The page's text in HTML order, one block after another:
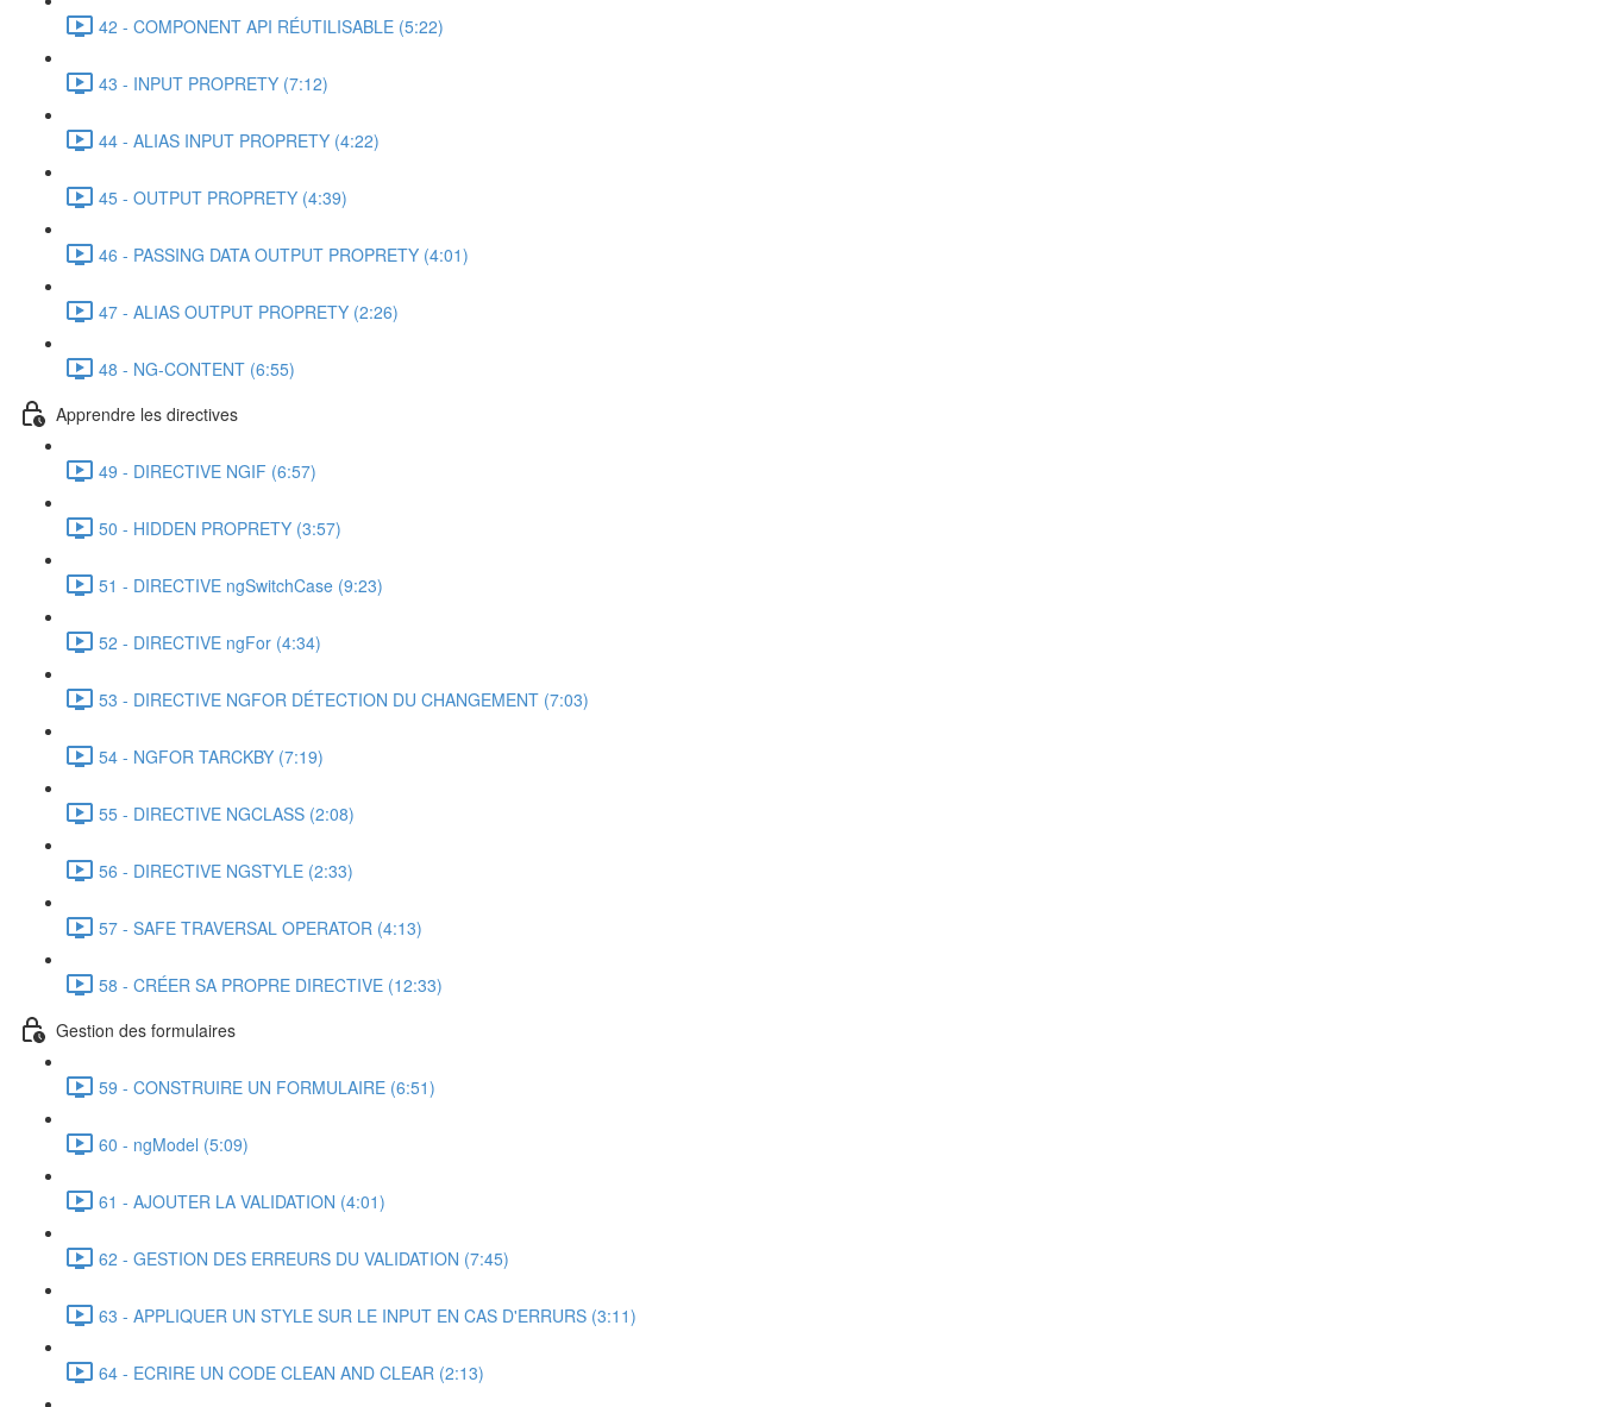
42 - COMPONENT API RÉUTILISABLE (5:22)
43 - INPUT PROPRETY (7:12)
44 - ALIAS INPUT PROPRETY (4:22)
45 - OUTPUT PROPRETY (4:39)
46 - PASSING DATA OUTPUT PROPRETY (4:01)
47 - ALIAS OUTPUT PROPRETY (2:26)
48 - NG-CONTENT (6:55)
Apprendre les directives
49 - DIRECTIVE NGIF (6:57)
50 - HIDDEN PROPRETY (3:57)
51 - DIRECTIVE ngSwitchCase (9:23)
52 - DIRECTIVE ngFor (4:34)
53 - DIRECTIVE NGFOR DÉTECTION DU CHANGEMENT (7:03)
54 - NGFOR TARCKBY (7:19)
55 - DIRECTIVE NGCLASS (2:08)
56 - DIRECTIVE NGSTYLE (2:33)
57 - SAFE TRAVERSAL OPERATOR (4:13)
58 - CRÉER SA PROPRE DIRECTIVE (12:33)
Gestion des formulaires
59 - CONSTRUIRE UN FORMULAIRE (6:51)
60 - ngModel (5:09)
61 - AJOUTER LA VALIDATION (4:01)
62 - GESTION DES ERREURS DU VALIDATION (7:45)
63 - APPLIQUER UN STYLE SUR LE INPUT EN CAS D'ERRURS (3:11)
64 - ECRIRE UN CODE CLEAN AND CLEAR (2:13)